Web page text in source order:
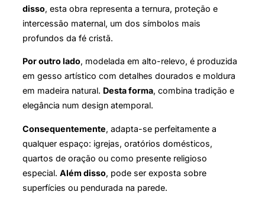
disso, esta obra representa a ternura, proteção e
intercessão maternal, um dos símbolos mais
profundos da fé cristã.
Por outro lado, modelada em alto-relevo, é produzida
em gesso artístico com detalhes dourados e moldura
em madeira natural. Desta forma, combina tradição e
elegância num design atemporal.
Consequentemente, adapta-se perfeitamente a
qualquer espaço: igrejas, oratórios domésticos,
quartos de oração ou como presente religioso
especial. Além disso, pode ser exposta sobre
superfícies ou pendurada na parede.